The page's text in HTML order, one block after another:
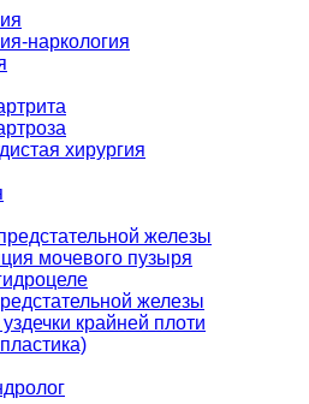
наркология
хирургия
железы
мочевого пузыря
железы
крайней плоти